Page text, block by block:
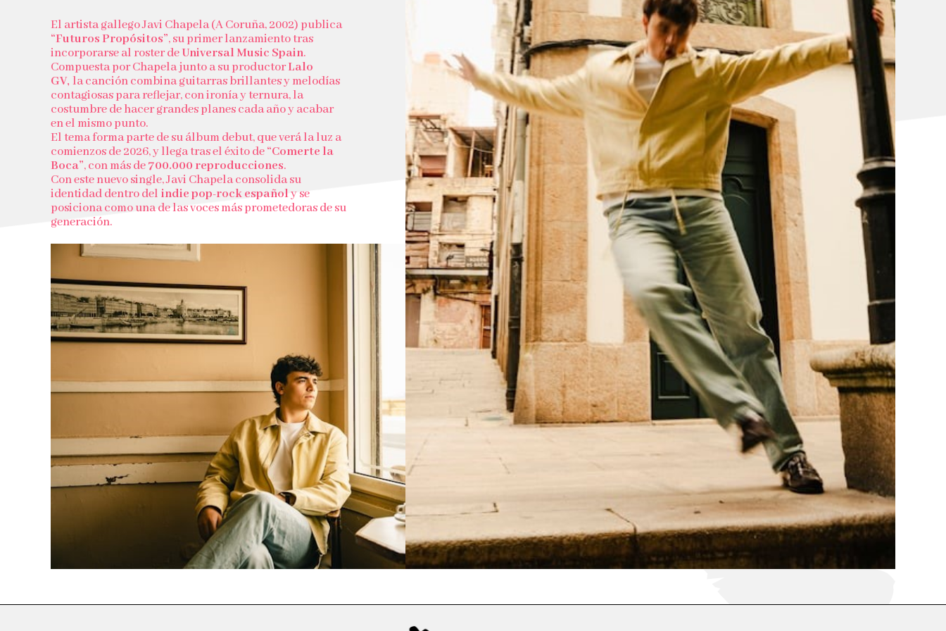
El artista gallego Javi Chapela (A Coruña, 2002) publica
“Futuros Propósitos”, su primer lanzamiento tras
incorporarse al roster deUniversal Music Spain.
Compuesta por Chapela junto a su productorLalo
GV, la canción combina guitarras brillantes y melodías
contagiosas para reflejar, con ironía y ternura, la
costumbre de hacer grandes planes cada año y acabar
en el mismo punto.
El tema forma parte de su álbum debut, que verá la luz a
comienzos de 2026, y llega tras el éxito de“Comerte la
Boca”, con más de700.000 reproducciones.
Con este nuevo single, Javi Chapela consolida su
identidad dentro del indie pop-rock españoly se
posiciona como una de las voces más prometedoras de su
generación.